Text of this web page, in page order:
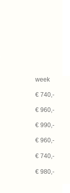
week
€ 740,-
€ 960,-
€ 990,-
€ 960,-
€ 740,-
€ 980,-